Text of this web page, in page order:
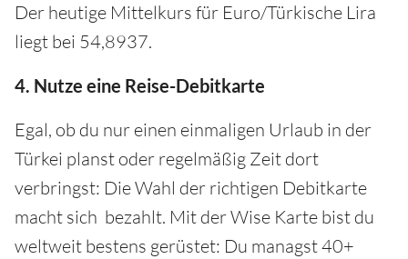
Der heutige Mittelkurs für Euro/Türkische Lira
liegt bei 54,8937.
4. Nutze eine Reise-Debitkarte
Egal, ob du nur einen einmaligen Urlaub in der
Türkei planst oder regelmäßig Zeit dort
verbringst: Die Wahl der richtigen Debitkarte
macht sich bezahlt. Mit der Wise Karte bist du
weltweit bestens gerüstet: Du managst 40+